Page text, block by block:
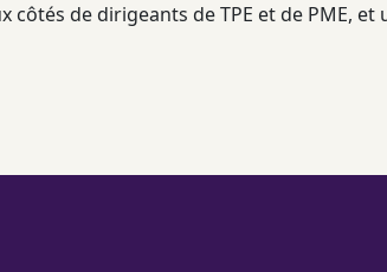
côtés de dirigeants deTPE et de PME, et